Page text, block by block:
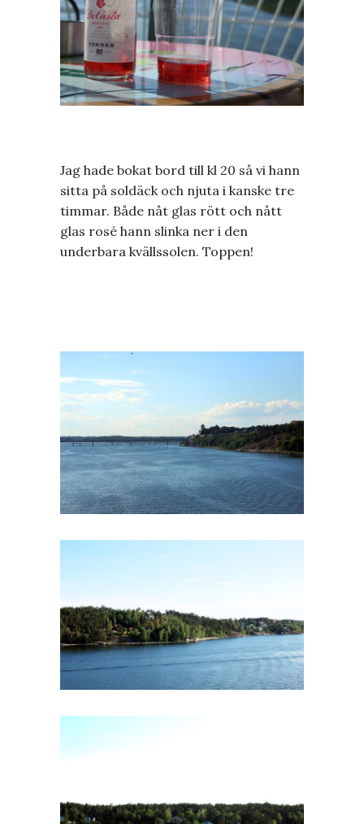
Jag hade bokat bord till kl 20 så vi hann
sitta på soldäck och njuta i kanske tre
timmar. Både nåt glas rött och nått
glas rosé hann slinka ner i den
underbara kvällssolen. Toppen!